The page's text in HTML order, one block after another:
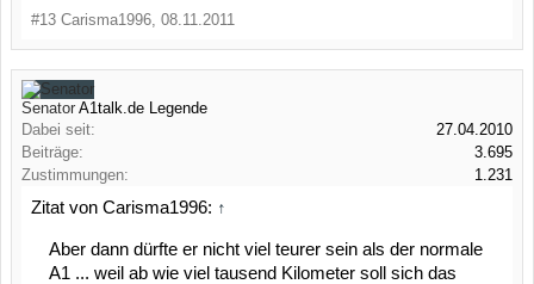
#13 Carisma1996, 08.11.2011
Senator A1talk.de Legende
Dabei seit:
27.04.2010
Beiträge:
3.695
Zustimmungen:
1.231
Zitat von Carisma1996: ↑
Aber dann dürfte er nicht viel teurer sein als der normale
A1 ... weil ab wie viel tausend Kilometer soll sich das